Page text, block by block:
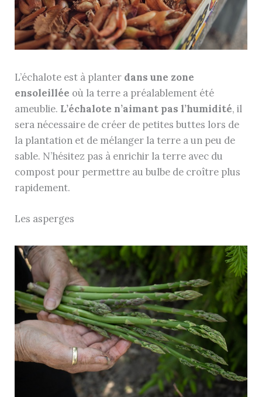
L’échalote est à planter dans une zone
ensoleillée où la terre a préalablement été
ameublie. L’échalote n’aimant pas l’humidité, il
sera nécessaire de créer de petites buttes lors de
la plantation et de mélanger la terre a un peu de
sable. N’hésitez pas à enrichir la terre avec du
compost pour permettre au bulbe de croître plus
rapidement.
Les asperges